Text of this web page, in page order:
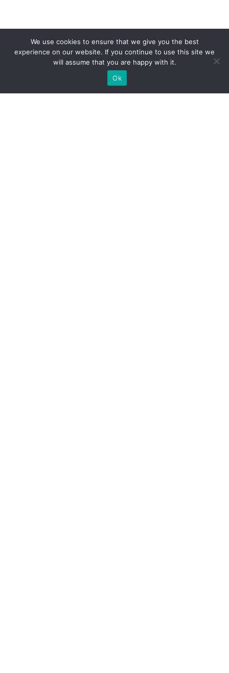
We use cookies to ensure that we give you the best
experience on our website. If you continue to use this site we
will assume that you are happy with it.
Ok